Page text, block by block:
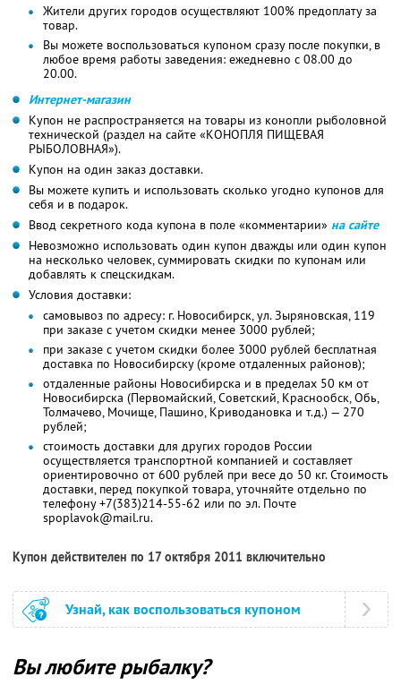
Жители других городов осуществляют 100% предоплату за
товар.
Вы можете воспользоваться купоном сразу после покупки, в
любое время работы заведения: ежедневно с 08.00 до
20.00.
Интернет-магазин
Купон не распространяется на товары из конопли рыболовной
технической (раздел на сайте «КОНОПЛЯ ПИЩЕВАЯ
РЫБОЛОВНАЯ»).
Купон на один заказ доставки.
Вы можете купить и использовать сколько угодно купонов для
себя и в подарок.
Ввод секретного кода купона в поле «комментарии» на сайте
Невозможно использовать один купон дважды или один купон
на несколько человек, суммировать скидки по купонам или
добавлять к спецскидкам.
Условия доставки:
самовывоз по адресу: г. Новосибирск, ул. Зыряновская, 119
при заказе с учетом скидки менее 3000 рублей;
при заказе с учетом скидки более 3000 рублей бесплатная
доставка по Новосибирску (кроме отдаленных районов);
отдаленные районы Новосибирска и в пределах 50 км от
Новосибирска (Первомайский, Советский, Краснообск, Обь,
Толмачево, Мочище, Пашино, Криводановка и т.д.) — 270
рублей;
стоимость доставки для других городов России
осуществляется транспортной компанией и составляет
ориентировочно от 600 рублей при весе до 50 кг. Стоимость
доставки, перед покупкой товара, уточняйте отдельно по
телефону +7(383)214-55-62 или по эл. Почте
spoplavok@mail.ru.
Купон действителен по 17 октября 2011 включительно
Узнай, как воспользоваться купоном
Вы любите рыбалку?